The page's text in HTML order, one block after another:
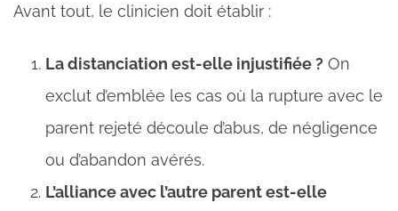
Avant tout, le clinicien doit établir :
La distanciation est-elle injustifiée ? On
exclut d’emblée les cas où la rupture avec le
parent rejeté découle d’abus, de négligence
ou d’abandon avérés.
L’alliance avec l’autre parent est-elle